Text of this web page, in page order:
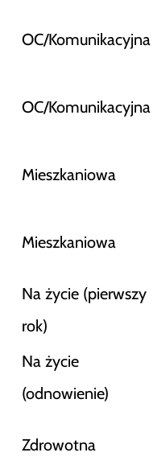
OC/Komunikacyjna
OC/Komunikacyjna
Mieszkaniowa
Mieszkaniowa
Na życie (pierwszy
rok)
Na życie
(odnowienie)
Zdrowotna